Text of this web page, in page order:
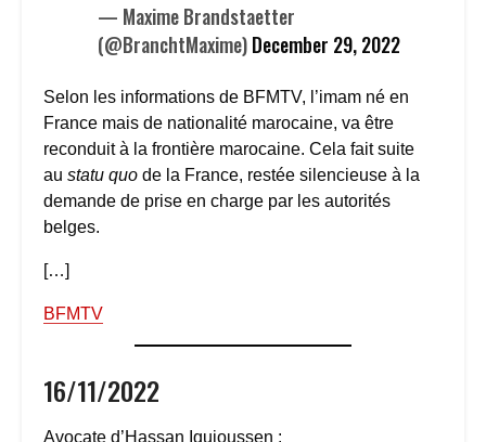
— Maxime Brandstaetter
(@BranchtMaxime)December 29, 2022
Selon les informations de BFMTV, l’imam né en
France mais de nationalité marocaine, va être
reconduit à la frontière marocaine. Cela fait suite
au statu quo de la France, restée silencieuse à la
demande de prise en charge par les autorités
belges.
[…]
BFMTV
16/11/2022
Avocate d’Hassan Iquioussen :